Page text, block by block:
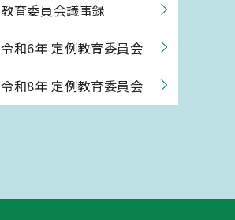
教育委員会議事録
令和6年 定例教育委員会
令和8年 定例教育委員会